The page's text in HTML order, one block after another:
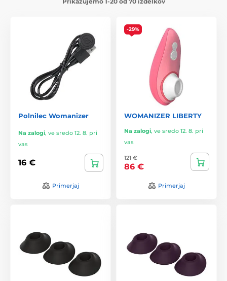
Polnilec Womanizer
Na zalogi, ve sredo 12. 8. pri
vas
16 €
Primerjaj
-29%
WOMANIZER LIBERTY
Na zalogi, ve sredo 12. 8. pri
vas
121 €
86 €
Primerjaj